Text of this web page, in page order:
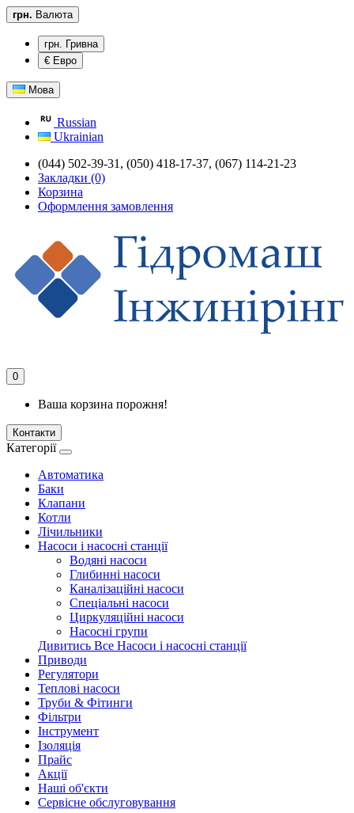
грн. Валюта
грн. Гривна
€ Евро
Мова
Russian
Ukrainian
(044) 502-39-31, (050) 418-17-37, (067) 114-21-23
Закладки (0)
Корзина
Оформлення замовлення
0
Ваша корзина порожня!
Контакти
Категорії
Автоматика
Баки
Клапани
Котли
Лічильники
Насоси і насосні станції
Водяні насоси
Глибинні насоси
Каналізаційні насоси
Спеціальні насоси
Циркуляційні насоси
Насосні групи
Дивитись Все Насоси і насосні станції
Приводи
Регулятори
Теплові насоси
Труби & Фітинги
Фільтри
Інструмент
Ізоляція
Прайс
Акції
Наші об'єкти
Сервісне обслуговування